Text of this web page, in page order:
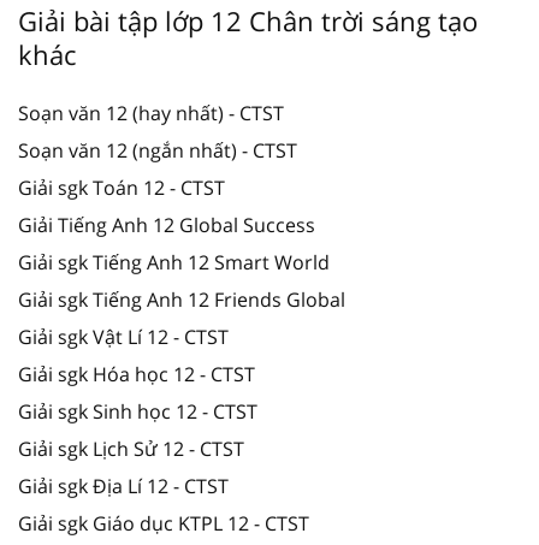
Giải bài tập lớp 12 Chân trời sáng tạo
khác
Soạn văn 12 (hay nhất) - CTST
Soạn văn 12 (ngắn nhất) - CTST
Giải sgk Toán 12 - CTST
Giải Tiếng Anh 12 Global Success
Giải sgk Tiếng Anh 12 Smart World
Giải sgk Tiếng Anh 12 Friends Global
Giải sgk Vật Lí 12 - CTST
Giải sgk Hóa học 12 - CTST
Giải sgk Sinh học 12 - CTST
Giải sgk Lịch Sử 12 - CTST
Giải sgk Địa Lí 12 - CTST
Giải sgk Giáo dục KTPL 12 - CTST